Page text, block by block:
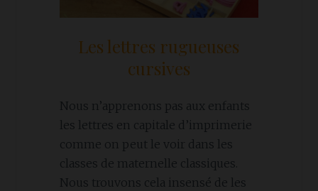
Les lettres rugueuses
cursives
Nous n’apprenons pas aux enfants
les lettres en capitale d’imprimerie
comme on peut le voir dans les
classes de maternelle classiques.
Nous trouvons cela insensé de les